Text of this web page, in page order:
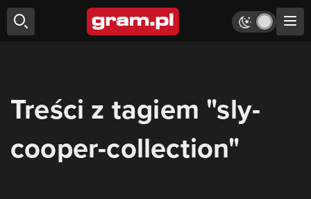
Treści z tagiem "sly-
cooper-collection"